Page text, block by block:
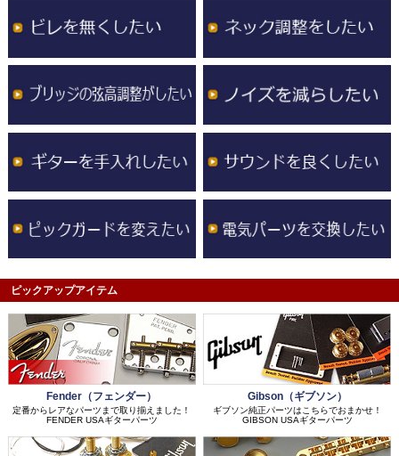
ピックアップアイテム
Fender（フェンダー）
定番からレアなパーツまで取り揃えました！
FENDER USAギターパーツ
Gibson（ギブソン）
ギブソン純正パーツはこちらでおまかせ！
GIBSON USAギターパーツ